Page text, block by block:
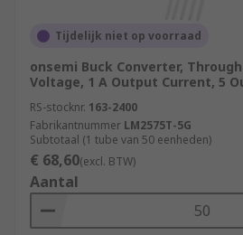
Tijdelijk niet op voorraad
onsemi Buck Converter,
Voltage, 1 A Output Current, 5
RS-stocknr. 163-2400
Fabrikantnummer LM2575T-5G
Subtotaal (1 tube van 50 eenheden)
€ 68,60(excl. BTW)
Aantal